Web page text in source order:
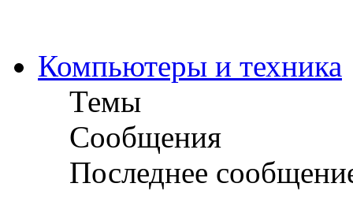
Компьютеры и техника
Темы
Сообщения
Последнее